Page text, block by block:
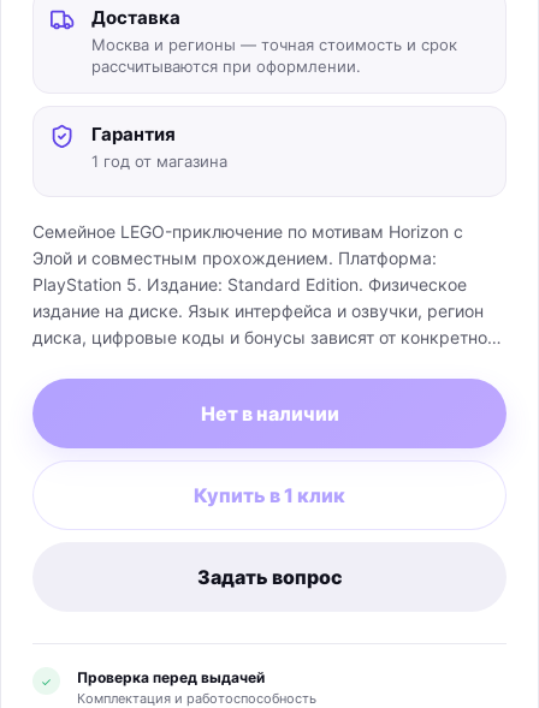
Доставка
Москва и регионы — точная стоимость и срок
рассчитываются при оформлении.
Гарантия
1 год от магазина
Семейное LEGO-приключение по мотивам Horizon с
Элой и совместным прохождением. Платформа:
PlayStation 5. Издание: Standard Edition. Физическое
издание на диске. Язык интерфейса и озвучки, регион
диска, цифровые коды и бонусы зависят от конкретной
продаваемой коробки.
Нет в наличии
Купить в 1 клик
Задать вопрос
✓ Проверка перед выдачей
Комплектация и работоспособность